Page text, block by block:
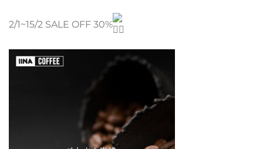
2/1~15/2 SALE OFF 30%